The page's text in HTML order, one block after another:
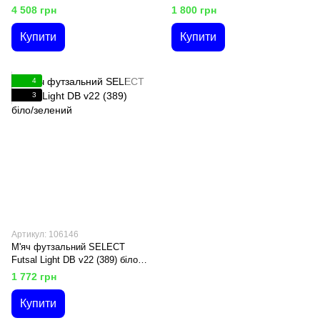
Pro v22 (471) біло/червон
4 508 грн
Купити
(402) біло/срібний
1 800 грн
Купити
4
3
Артикул: 106146
М'яч футзальний SELECT
Futsal Light DB v22 (389) біло/
зелений
1 772 грн
Купити